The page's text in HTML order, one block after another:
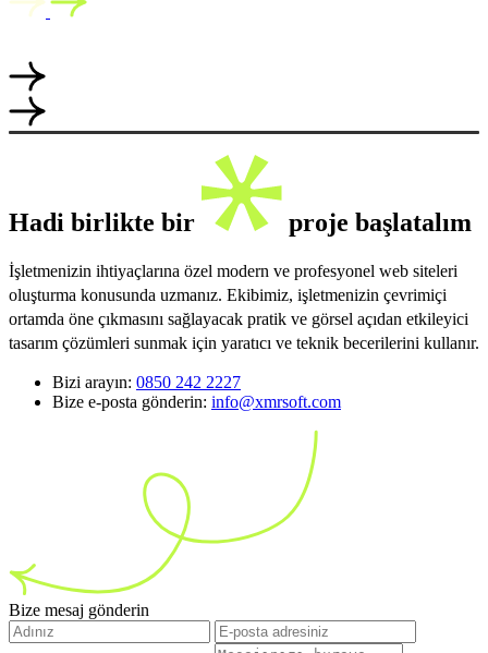
Hadi birlikte bir proje başlatalım
İşletmenizin ihtiyaçlarına özel modern ve profesyonel web siteleri
oluşturma konusunda uzmanız. Ekibimiz, işletmenizin çevrimiçi
ortamda öne çıkmasını sağlayacak pratik ve görsel açıdan etkileyici
tasarım çözümleri sunmak için yaratıcı ve teknik becerilerini kullanır.
Bizi arayın: 0850 242 2227
Bize e-posta gönderin: info@xmrsoft.com
Bize mesaj gönderin